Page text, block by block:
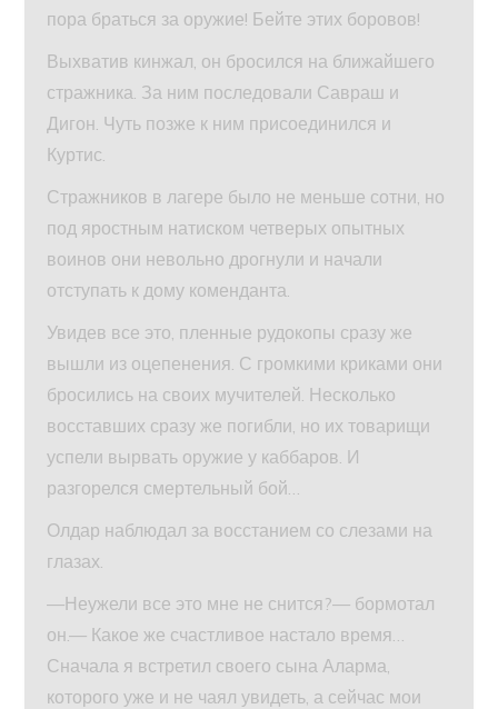
пора браться за оружие! Бейте этих боровов!
Выхватив кинжал, он бросился на ближайшего
стражника. За ним последовали Савраш и
Дигон. Чуть позже к ним присоединился и
Куртис.
Стражников в лагере было не меньше сотни, но
под яростным натиском четверых опытных
воинов они невольно дрогнули и начали
отступать к дому коменданта.
Увидев все это, пленные рудокопы сразу же
вышли из оцепенения. С громкими криками они
бросились на своих мучителей. Несколько
восставших сразу же погибли, но их товарищи
успели вырвать оружие у каббаров. И
разгорелся смертельный бой…
Олдар наблюдал за восстанием со слезами на
глазах.
—Неужели все это мне не снится?— бормотал
он.— Какое же счастливое настало время…
Сначала я встретил своего сына Аларма,
которого уже и не чаял увидеть, а сейчас мои